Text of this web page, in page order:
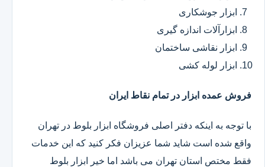
ابزار جوشکاری
ابزارآلات اندازه گیری
ابزار نقاشی ساختمان
ابزار لوله کشی
فروش عمده ابزار در تمام نقاط ایران
با توجه به اینکه دفتر اصلی فروشگاه ابزار بلوط در تهران
واقع شده است شاید شما عزیزان فکر کنید که این خدمات
فقط مختص استان تهران می باشد اما خیر ابزار بلوط